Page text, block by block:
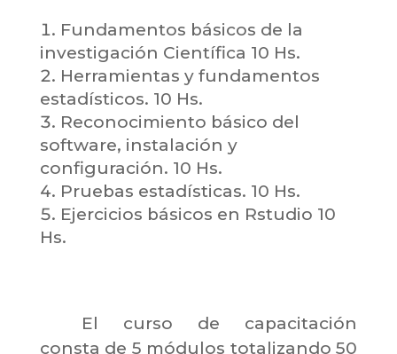
Fundamentos básicos de la
investigación Científica 10 Hs.
Herramientas y fundamentos
estadísticos. 10 Hs.
Reconocimiento básico del
software, instalación y
configuración. 10 Hs.
Pruebas estadísticas. 10 Hs.
Ejercicios básicos en Rstudio 10
Hs.
El curso de capacitación
consta de 5 módulos totalizando 50